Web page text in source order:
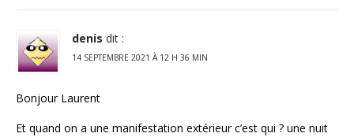
denis dit :
14 SEPTEMBRE 2021 À 12 H 36 MIN
Bonjour Laurent
Et quand on a une manifestation extérieur c’est qui ? une nuit